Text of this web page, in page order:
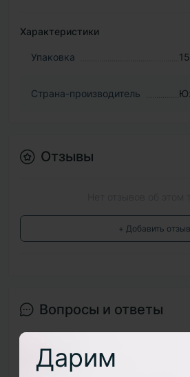
Дарим
Характеристики
Упаковка
Страна-производитель
Отзывы
+ Добавить отзыв
Вопросы и ответы
Добавьте вопрос, и мы ответим